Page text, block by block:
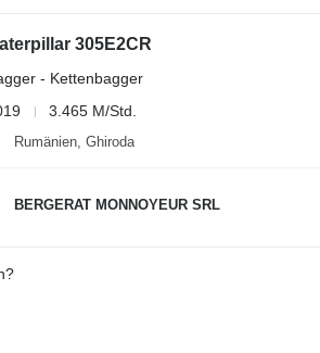
305E2CR
- Kettenbagger
3.465 M/Std.
Rumänien, Ghiroda
BERGERAT MONNOYEUR SRL